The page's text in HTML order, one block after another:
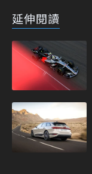
延伸閱讀